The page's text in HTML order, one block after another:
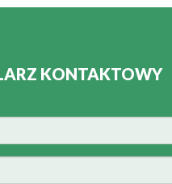
KONTAKTOWY